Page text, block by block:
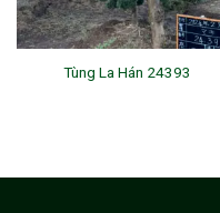
Tùng La Hán 24393